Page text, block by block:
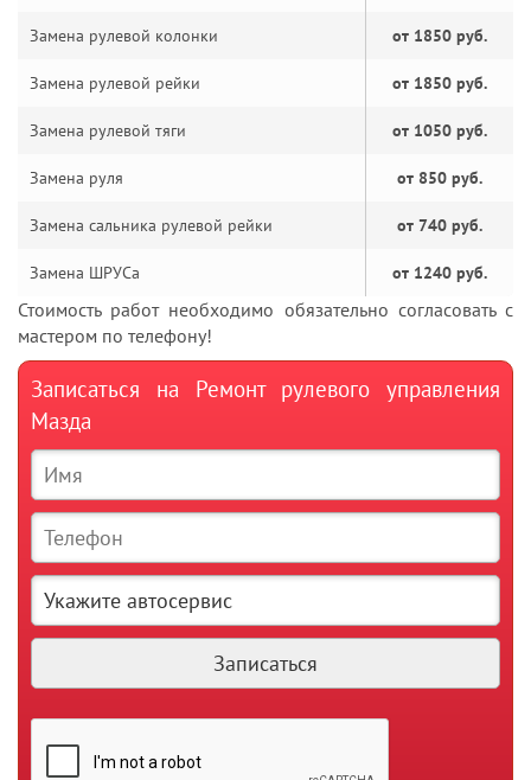
Замена рулевой колонки от 1850 руб.
Замена рулевой рейки от 1850 руб.
Замена рулевой тяги от 1050 руб.
Замена руля от 850 руб.
Замена сальника рулевой рейки от 740 руб.
Замена ШРУСа от 1240 руб.
Стоимость работ необходимо обязательно согласовать с
мастером по телефону!
Записаться на Ремонт рулевого управления
Мазда